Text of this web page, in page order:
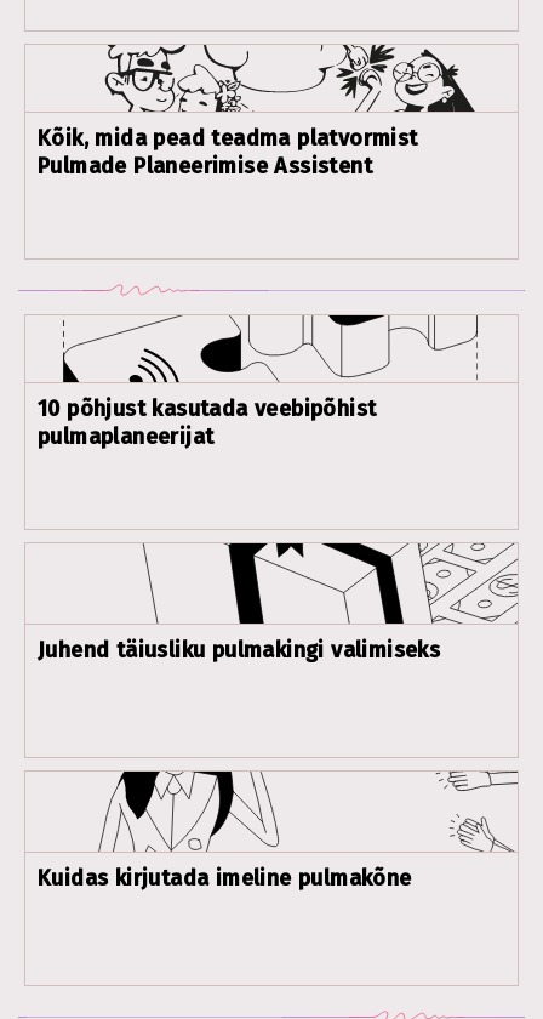
Kõik, mida pead teadma platvormist
Pulmade Planeerimise Assistent
10 põhjust kasutada veebipõhist
pulmaplaneerijat
Juhend täiusliku pulmakingi valimiseks
Kuidas kirjutada imeline pulmakõne